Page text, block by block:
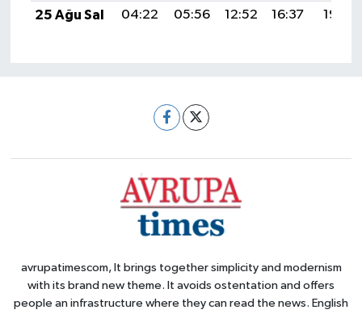
25 Ağu Sal
04:22 05:56 12:52 16:37 19:38
avrupatimescom, It brings together simplicity and modernism
with its brand new theme. It avoids ostentation and offers
people an infrastructure where they can read the news. English